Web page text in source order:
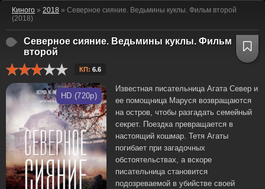
Киного » 2018 » Северное сияние. Ведьмины куклы. Фильм второй
(2018)
Северное сияние. Ведьмины куклы. Фильм
второй
КП: 6.6
HD (720p)
Известная писательница Агата Север и
ее помощница Маруся возвращаются
на остров, чтобы разгадать семейный
секрет. Поездка превращается в
настоящий кошмар. Тетя Агаты
погибает при загадочных
обстоятельствах, а вскоре
писательница становится
подозреваемой в убийстве своей